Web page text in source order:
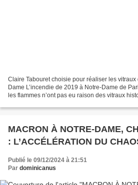
Claire Tabouret choisie pour réaliser les
Dame L’incendie de 2019 à Notre-Dame de
les flammes n’ont pas eu raison des vitraux
MACRON À NOTRE-DAME,
: L’ACCÉLÉRATION DU
Publié le 09/12/2024 à 21:51
Par dominicanus